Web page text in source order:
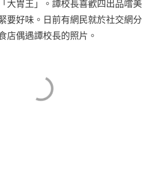
大胃王」。譚校長喜歡四出品嚐美
要好味。日前有網民就於社交網分
店偶遇譚校長的照片。